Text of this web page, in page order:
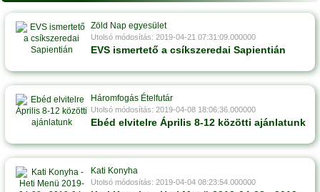
Zöld Nap egyesület
Utolsó módosítás: 2019-04-21 07:31:09.000000
EVS ismertető a csíkszeredai Sapientián
Háromfogás Ételfutár
Utolsó módosítás: 2019-04-08 18:06:36.000000
Ebéd elvitelre Április 8-12 közötti ajánlatunk
Kati Konyha
Utolsó módosítás: 2019-04-04 08:23:54.000000